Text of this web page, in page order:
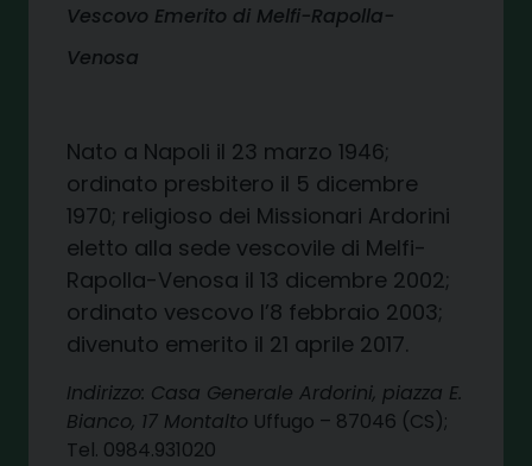
Vescovo Emerito di Melfi-Rapolla-
Venosa
Nato a Napoli il 23 marzo 1946;
ordinato presbitero il 5 dicembre
1970; religioso dei Missionari Ardorini
eletto alla sede vescovile di Melfi-
Rapolla-Venosa il 13 dicembre 2002;
ordinato vescovo l’8 febbraio 2003;
divenuto emerito il 21 aprile 2017.
Indirizzo: Casa Generale Ardorini, piazza E.
Bianco, 17 Montalto Uffugo – 87046 (CS);
Tel. 0984.931020